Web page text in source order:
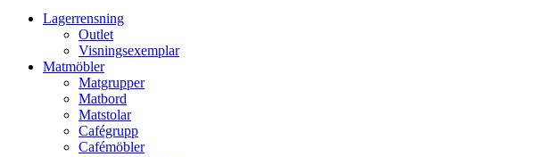
Lagerrensning
Outlet
Visningsexemplar
Matmöbler
Matgrupper
Matbord
Matstolar
Cafégrupp
Cafémöbler